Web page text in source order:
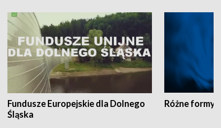
Fundusze Europejskie dla Dolnego
Śląska
Różne formy